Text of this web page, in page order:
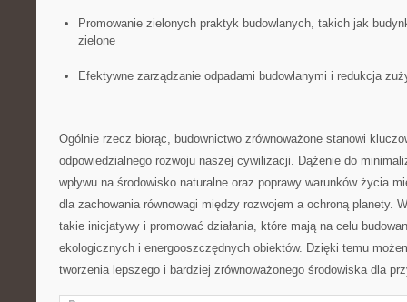
Promowanie zielonych praktyk budowlanych, takich jak
zielone
Efektywne zarządzanie odpadami ⁣budowlanymi i redukcja⁤
Ogólnie rzecz biorąc, budownictwo ⁤zrównoważone stanowi‍
odpowiedzialnego‌ rozwoju naszej ‍cywilizacji. Dążenie do
wpływu ​na środowisko naturalne oraz poprawy warunków życia
dla zachowania ​równowagi między rozwojem a ochroną planety.
takie inicjatywy i‌ promować działania,​ które mają ⁤na celu
ekologicznych ⁣i energooszczędnych ​obiektów. Dzięki temu
tworzenia⁤ lepszego i bardziej zrównoważonego środowiska dla